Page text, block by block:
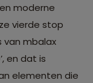
moderne
vierde stop
van mbalax
en dat is
elementen die